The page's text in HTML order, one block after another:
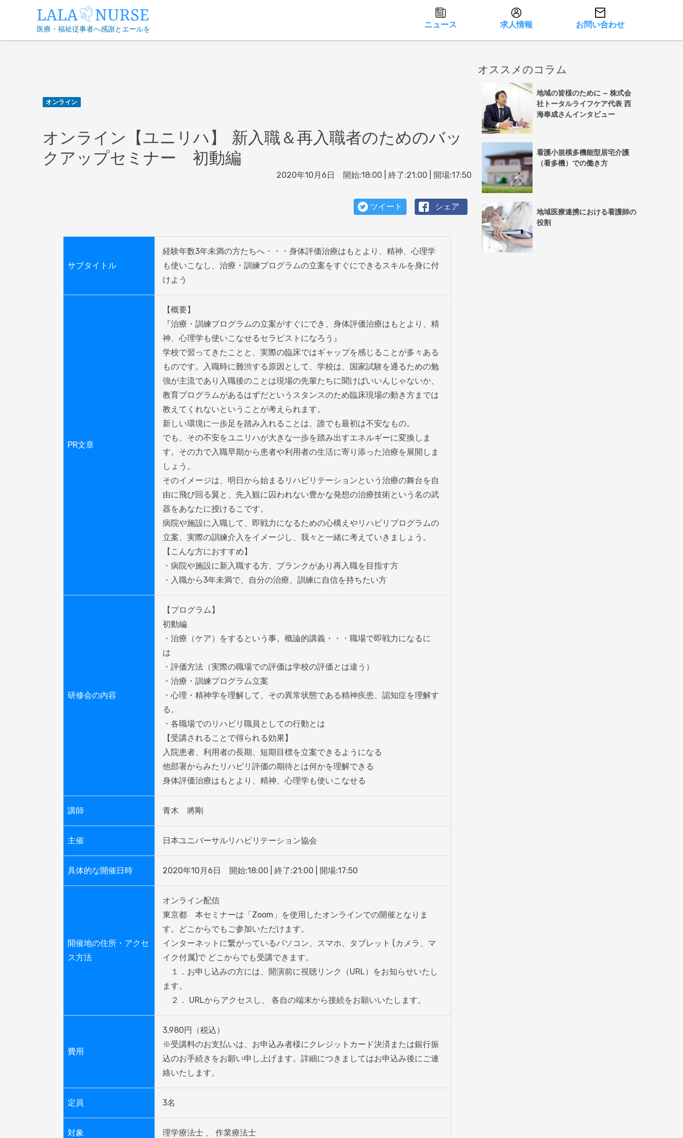
医療・福祉従事者へ感謝とエールを ニュース 求人情報 お問い合わせ
オンライン
オンライン【ユニリハ】 新入職＆再入職者のためのバッ
クアップセミナー 初動編
2020年10月6日 開始:18:00 | 終了:21:00 | 開場:17:50
ツイート シェア
サブタイトル
経験年数3年未満の方たちへ・・・身体評価治療はもとより、精神、心理学
も使いこなし、治療・訓練プログラムの立案をすぐにできるスキルを身に付
けよう
PR文章
【概要】
『治療・訓練プログラムの立案がすぐにでき、身体評価治療はもとより、精
神、心理学も使いこなせるセラピストになろう』
学校で習ってきたことと、実際の臨床ではギャップを感じることが多々ある
ものです。入職時に難渋する原因として、学校は、国家試験を通るための勉
強が主流であり入職後のことは現場の先輩たちに聞けばいいんじゃないか、
教育プログラムがあるはずだというスタンスのため臨床現場の動き方までは
教えてくれないということが考えられます。
新しい環境に一歩足を踏み入れることは、誰でも最初は不安なもの。
でも、その不安をユニリハが大きな一歩を踏み出すエネルギーに変換しま
す。その力で入職早期から患者や利用者の生活に寄り添った治療を展開しま
しょう。
そのイメージは、明日から始まるリハビリテーションという治療の舞台を自
由に飛び回る翼と、先入観に囚われない豊かな発想の治療技術という名の武
器をあなたに授けるこです。
病院や施設に入職して、即戦力になるための心構えやリハビリプログラムの
立案、実際の訓練介入をイメージし、我々と一緒に考えていきましょう。
【こんな方におすすめ】
・病院や施設に新入職する方、ブランクがあり再入職を目指す方
・入職から3年未満で、自分の治療、訓練に自信を持ちたい方
研修会の内容
【プログラム】
初動編
・治療（ケア）をするという事。概論的講義・・・職場で即戦力になるに
は
・評価方法（実際の職場での評価は学校の評価とは違う）
・治療・訓練プログラム立案
・心理・精神学を理解して、その異常状態である精神疾患、認知症を理解す
る。
・各職場でのリハビリ職員としての行動とは
【受講されることで得られる効果】
入院患者、利用者の長期、短期目標を立案できるようになる
他部署からみたリハビリ評価の期待とは何かを理解できる
身体評価治療はもとより、精神、心理学も使いこなせる
講師 青木　將剛
主催 日本ユニバーサルリハビリテーション協会
具体的な開催日時 2020年10月6日　開始:18:00 | 終了:21:00 | 開場:17:50
開催地の住所・アクセ
ス方法
オンライン配信
東京都　本セミナーは「Zoom」を使用したオンラインでの開催となりま
す。どこからでもご参加いただけます。
インターネットに繋がっているパソコン、スマホ、タブレット (カメラ、マ
イク付属)で どこからでも受講できます。
１．お申し込みの方には、開演前に視聴リンク（URL）をお知らせいたし
ます。
２． URLからアクセスし、 各自の端末から接続をお願いいたします。
費用
3,980円（税込）
※受講料のお支払いは、お申込み者様にクレジットカード決済または銀行振
込のお手続きをお願い申し上げます。詳細につきましてはお申込み後にご連
絡いたします。
定員 3名
対象 理学療法士 、 作業療法士
オススメのコラム
地域の皆様のために – 株式会
社トータルライフケア代表 西
海奉成さんインタビュー
看護小規模多機能型居宅介護
（看多機）での働き方
地域医療連携における看護師の
役割